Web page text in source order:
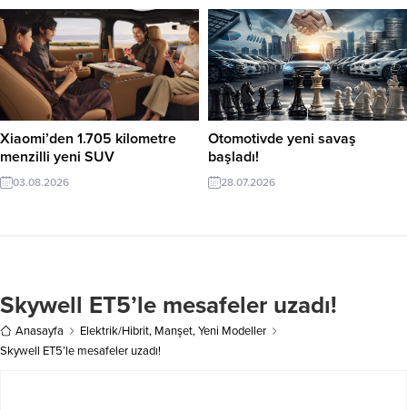
Xiaomi’den 1.705 kilometre
menzilli yeni SUV
03.08.2026
Otomotivde yeni savaş
başladı!
28.07.2026
Skywell ET5’le mesafeler uzadı!
Anasayfa Elektrik/Hibrit, Manşet,Yeni Modeller
Skywell ET5’le mesafeler uzadı!